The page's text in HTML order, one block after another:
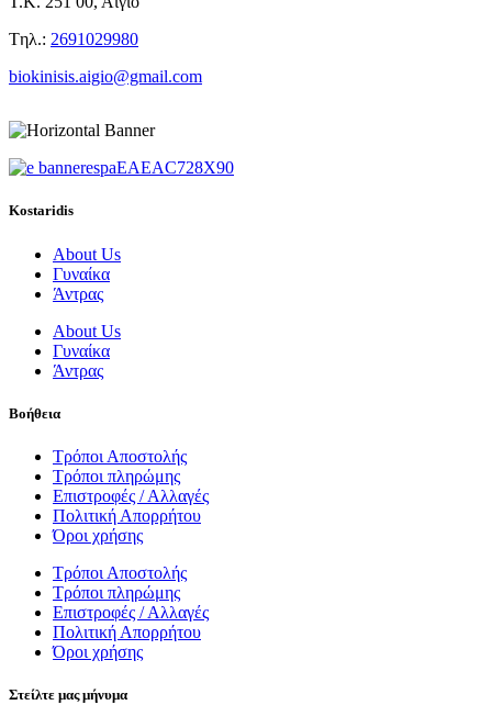
Tηλ.: 2691029980
biokinisis.aigio@gmail.com
Kostaridis
About Us
Γυναίκα
Άντρας
About Us
Γυναίκα
Άντρας
Βοήθεια
Τρόποι Αποστολής
Τρόποι πληρώμης
Επιστροφές / Αλλαγές
Πολιτική Απορρήτου
Όροι χρήσης
Τρόποι Αποστολής
Τρόποι πληρώμης
Επιστροφές / Αλλαγές
Πολιτική Απορρήτου
Όροι χρήσης
Στείλτε μας μήνυμα